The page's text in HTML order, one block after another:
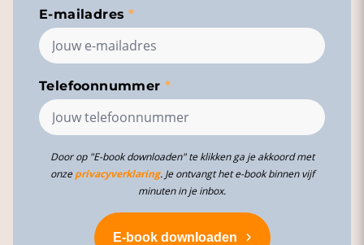
E-mailadres
Telefoonnummer
Door op "E-book downloaden" te klikken ga je akkoord met
onze privacyverklaring. Je ontvangt het e-book binnen vijf
minuten in je inbox.
E-book downloaden